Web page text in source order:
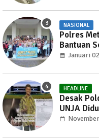
NASIONAL
Polres
Bantuan
Peduli
Januari
HEADLINE
Desak
UNJA
Kembali